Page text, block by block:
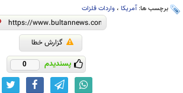
برچسب ها:آمریکا ، واردات فلزات
گزارش خطا
پسندیدم 0